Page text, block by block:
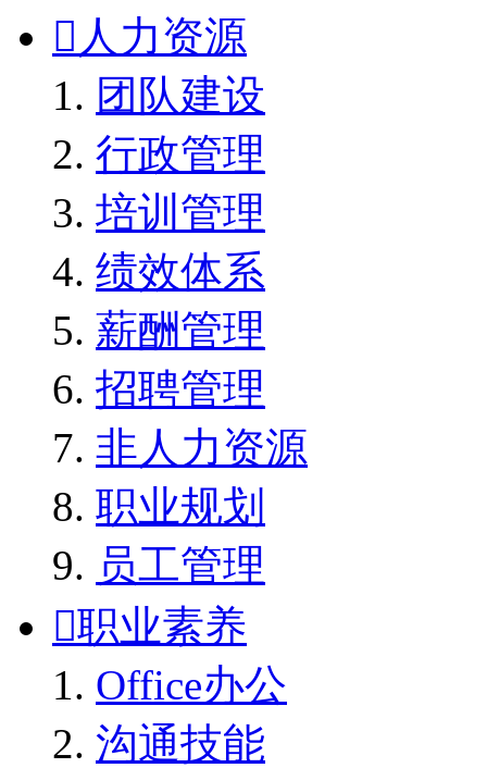
 人力资源
团队建设
行政管理
培训管理
绩效体系
薪酬管理
招聘管理
非人力资源
职业规划
员工管理
职业素养
Office办公
沟通技能